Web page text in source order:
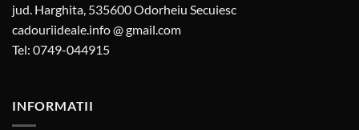
jud. Harghita, 535600 Odorheiu Secuiesc
cadouriideale.info @ gmail.com
Tel: 0749-044915
INFORMATII